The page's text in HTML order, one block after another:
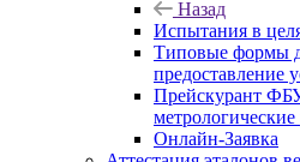
Назад
Испытания в
Типовые формы
предоставление
Прейскурант
Онлайн-Заявка